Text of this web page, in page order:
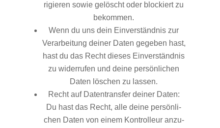
ri­gie­ren sowie gelöscht oder blo­ckiert zu
bekommen.
Wenn du uns dein Ein­ver­ständ­nis zur
Ver­ar­bei­tung dei­ner Daten gege­ben hast,
hast du das Recht die­ses Ein­ver­ständ­nis
zu wider­ru­fen und dei­ne per­sön­li­chen
Daten löschen zu lassen.
Recht auf Daten­trans­fer dei­ner Daten:
Du hast das Recht, alle dei­ne per­sön­li­
chen Daten von einem Kon­trol­leur anzu­